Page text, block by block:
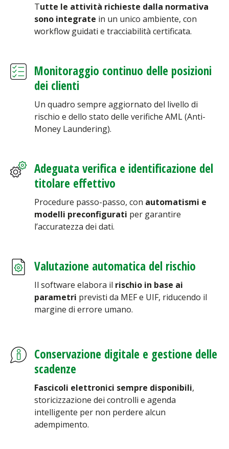
Tutte le attività richieste dalla normativa
sono integrate in un unico ambiente, con
workflow guidati e tracciabilità certificata.
Monitoraggio continuo delle posizioni
dei clienti
Un quadro sempre aggiornato del livello di
rischio e dello stato delle verifiche AML (Anti-
Money Laundering).
Adeguata verifica e identificazione del
titolare effettivo
Procedure passo-passo, con automatismi e
modelli preconfigurati per garantire
l’accuratezza dei dati.
Valutazione automatica del rischio
Il software elabora il rischio in base ai
parametri previsti da MEF e UIF, riducendo il
margine di errore umano.
Conservazione digitale e gestione delle
scadenze
Fascicoli elettronici sempre disponibili,
storicizzazione dei controlli e agenda
intelligente per non perdere alcun
adempimento.